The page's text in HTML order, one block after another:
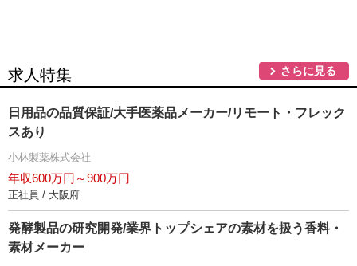
求人特集 さらに見る
日用品の品質保証/大手医薬品メーカー/リモート・フレック
スあり
小林製薬株式会社
年収600万円～900万円
正社員 / 大阪府
発酵製品の研究開発/業界トップシェアの素材を扱う香料・
素材メーカー